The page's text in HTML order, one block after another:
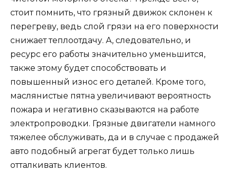
стоит помнить, что грязный движок склонен к
перегреву, ведь слой грязи на его поверхности
снижает теплоотдачу. А, следовательно, и
ресурс его работы значительно уменьшится,
также этому будет способствовать и
повышенный износ его деталей. Кроме того,
маслянистые пятна увеличивают вероятность
пожара и негативно сказываются на работе
электропроводки. Грязные двигатели намного
тяжелее обслуживать, да и в случае с продажей
авто подобный агрегат будет только лишь
отталкивать клиентов.